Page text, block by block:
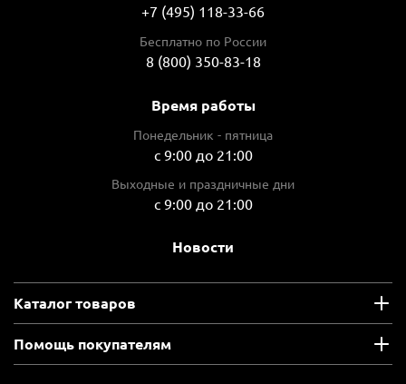
+7 (495) 118-33-66
Бесплатно по России
8 (800) 350-83-18
Время работы
Понедельник - пятница
с 9:00 до 21:00
Выходные и праздничные дни
с 9:00 до 21:00
Новости
Каталог товаров
Помощь покупателям